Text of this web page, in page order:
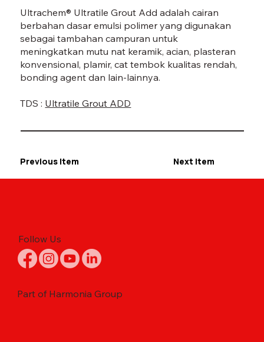
GROUT ADD-07.jpg
Ultrachem® Ultratile Grout Add adalah cairan
berbahan dasar emulsi polimer yang digunakan
sebagai tambahan campuran untuk
meningkatkan mutu nat keramik, acian, plasteran
konvensional, plamir, cat tembok kualitas rendah,
bonding agent dan lain-lainnya.
TDS : Ultratile Grout ADD
Previous Item Next Item
Follow Us
Part of Harmonia Group